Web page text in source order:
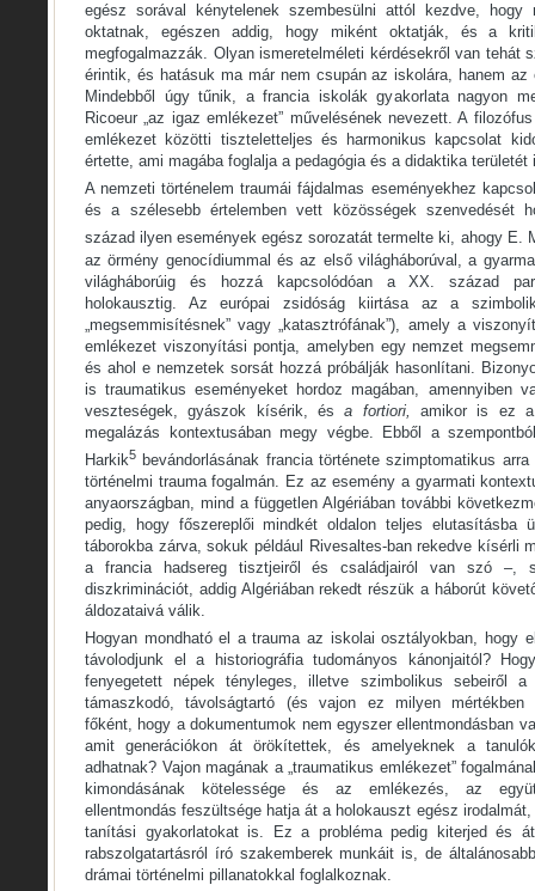
egész sorával kénytelenek szembesülni attól kezdve, hogy
oktatnak, egészen addig, hogy miként oktatják, és a
megfogalmazzák. Olyan ismeretelméleti kérdésekről van tehát
érintik, és hatásuk ma már nem csupán az iskolára, hanem az
Mindebből úgy tűnik, a francia iskolák gyakorlata nagyon
Ricoeur „az igaz emlékezet” művelésének nevezett. A
emlékezet közötti tiszteletteljes és harmonikus kapcsolat
értette, ami magába foglalja a pedagógia és a didaktika területét
A nemzeti történelem traumái fájdalmas eseményekhez
és a szélesebb értelemben vett közösségek szenvedését
század ilyen események egész sorozatát termelte ki, ahogy E.
az örmény genocídiummal és az első világháborúval, a
világháborúig és hozzá kapcsolódóan a XX. század
holokausztig. Az európai zsidóság kiirtása az a
„megsemmisítésnek” vagy „katasztrófának”), amely a
emlékezet viszonyítási pontja, amelyben egy nemzet
és ahol e nemzetek sorsát hozzá próbálják hasonlítani.
is traumatikus eseményeket hordoz magában, amennyiben
veszteségek, gyászok kísérik, ésa fortiori,
amikor is ez a
megalázás kontextusában megy végbe. Ebből a
Harkik5 bevándorlásának francia története szimptomatikus
történelmi trauma fogalmán. Ez az esemény a gyarmati
anyaországban, mind a független Algériában további
pedig, hogy főszereplői mindkét oldalon teljes elutasításba
táborokba zárva, sokuk például Rivesaltes-ban rekedve kísérli
a francia hadsereg tisztjeiről és családjairól van szó –,
diszkriminációt, addig Algériában rekedt részük a háborút
áldozataivá válik.
Hogyan mondható el a trauma az iskolai osztályokban, hogy
távolodjunk el a historiográfia tudományos kánonjaitól?
fenyegetett népek tényleges, illetve szimbolikus sebeiről a
támaszkodó, távolságtartó (és vajon ez milyen mértékben
főként, hogy a dokumentumok nem egyszer ellentmondásban
amit generációkon át örökítettek, és amelyeknek a
adhatnak? Vajon magának a „traumatikus emlékezet”
kimondásának kötelessége és az emlékezés, az
ellentmondás feszültsége hatja át a holokauszt egész
tanítási gyakorlatokat is. Ez a probléma pedig kiterjed és
rabszolgatartásról író szakemberek munkáit is, de
drámai történelmi pillanatokkal foglalkoznak.